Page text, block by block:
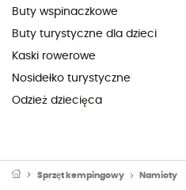
Buty wspinaczkowe
Buty turystyczne dla dzieci
Kaski rowerowe
Nosidełko turystyczne
Odzież dziecięca
Sprzęt kempingowy Namioty